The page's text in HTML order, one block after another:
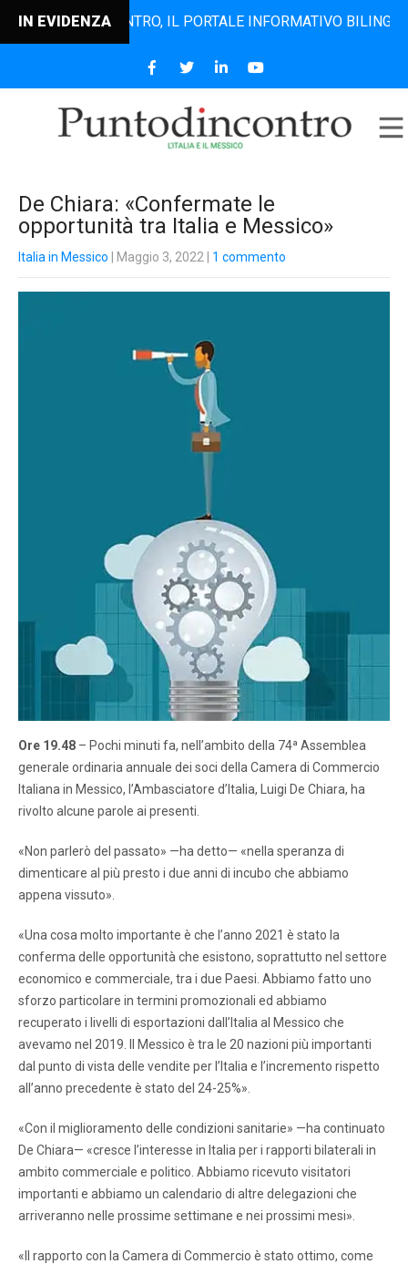
IN EVIDENZA IL PORTALE INFORMATIVO BILINGUE
De Chiara: «Confermate le
opportunità tra Italia e Messico»
Italia in Messico | Maggio 3, 2022 1 commento
Ore 19.48 – Pochi minuti fa, nell’ambito della 74ª Assemblea
generale ordinaria annuale dei soci della Camera di Commercio
Italiana in Messico, l’Ambasciatore d’Italia, Luigi De Chiara, ha
rivolto alcune parole ai presenti.
«Non parlerò del passato» —ha detto— «nella speranza di
dimenticare al più presto i due anni di incubo che abbiamo
appena vissuto».
«Una cosa molto importante è che l’anno 2021 è stato la
conferma delle opportunità che esistono, soprattutto nel settore
economico e commerciale, tra i due Paesi. Abbiamo fatto uno
sforzo particolare in termini promozionali ed abbiamo
recuperato i livelli di esportazioni dall’Italia al Messico che
avevamo nel 2019. Il Messico è tra le 20 nazioni più importanti
dal punto di vista delle vendite per l’Italia e l’incremento rispetto
all’anno precedente è stato del 24-25%».
«Con il miglioramento delle condizioni sanitarie» —ha continuato
De Chiara— «cresce l’interesse in Italia per i rapporti bilaterali in
ambito commerciale e politico. Abbiamo ricevuto visitatori
importanti e abbiamo un calendario di altre delegazioni che
arriveranno nelle prossime settimane e nei prossimi mesi».
«Il rapporto con la Camera di Commercio è stato ottimo, come